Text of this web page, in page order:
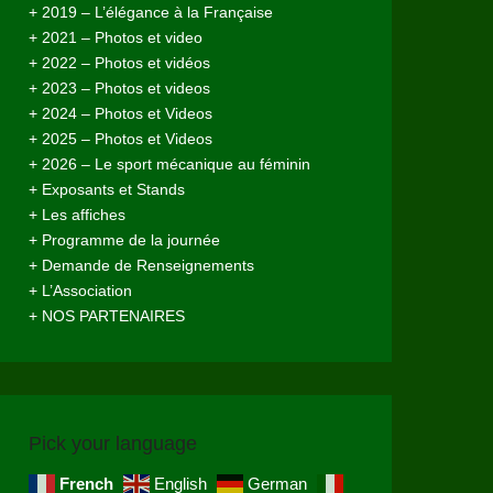
+ 2019 – L’élégance à la Française
+ 2021 – Photos et video
+ 2022 – Photos et vidéos
+ 2023 – Photos et videos
+ 2024 – Photos et Videos
+ 2025 – Photos et Videos
+ 2026 – Le sport mécanique au féminin
+ Exposants et Stands
+ Les affiches
+ Programme de la journée
+ Demande de Renseignements
+ L’Association
+ NOS PARTENAIRES
Pick your language
French English German